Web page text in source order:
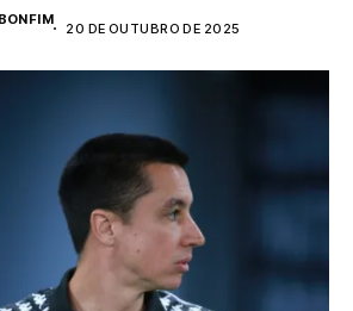
20 DE OUTUBRO DE 2025